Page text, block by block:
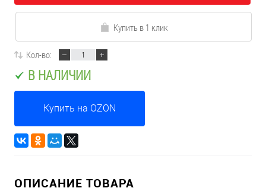
Купить в 1 клик
Кол-во:
В НАЛИЧИИ
Купить на OZON
ОПИСАНИЕ ТОВАРА